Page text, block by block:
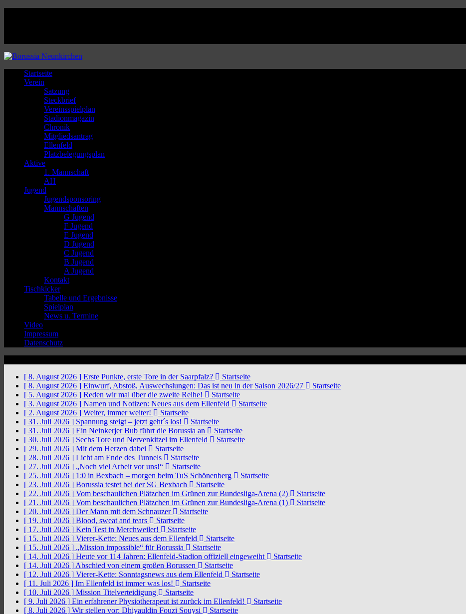
Startseite
Verein
Satzung
Steckbrief
Vereinsspielplan
Stadionmagazin
Chronik
Mitgliedsantrag
Ellenfeld
Platzbelegungsplan
Aktive
1. Mannschaft
AH
Jugend
Jugendsponsoring
Mannschaften
G Jugend
F Jugend
E Jugend
D Jugend
C Jugend
B Jugend
A Jugend
Kontakt
Tischkicker
Tabelle und Ergebnisse
Spielplan
News u. Termine
Video
Impressum
Datenschutz
[ 8. August 2026 ] Erste Punkte, erste Tore in der Saarpfalz?
Startseite
[ 8. August 2026 ] Einwurf, Abstoß, Auswechslungen: Das ist neu in der Saison 2026/27
Startseite
[ 5. August 2026 ] Reden wir mal über die zweite Reihe!
Startseite
[ 3. August 2026 ] Namen und Notizen: Neues aus dem Ellenfeld
Startseite
[ 2. August 2026 ] Weiter, immer weiter!
Startseite
[ 31. Juli 2026 ] Spannung steigt – jetzt geht´s los!
Startseite
[ 31. Juli 2026 ] Ein Neinkerjer Bub führt die Borussia an
Startseite
[ 30. Juli 2026 ] Sechs Tore und Nervenkitzel im Ellenfeld
Startseite
[ 29. Juli 2026 ] Mit dem Herzen dabei
Startseite
[ 28. Juli 2026 ] Licht am Ende des Tunnels
Startseite
[ 27. Juli 2026 ] „Noch viel Arbeit vor uns!“
Startseite
[ 25. Juli 2026 ] 1:0 in Bexbach – morgen beim TuS Schönenberg
Startseite
[ 23. Juli 2026 ] Borussia testet bei der SG Bexbach
Startseite
[ 22. Juli 2026 ] Vom beschaulichen Plätzchen im Grünen zur Bundesliga-Arena (2)
Startseite
[ 21. Juli 2026 ] Vom beschaulichen Plätzchen im Grünen zur Bundesliga-Arena (1)
Startseite
[ 20. Juli 2026 ] Der Mann mit dem Schnauzer
Startseite
[ 19. Juli 2026 ] Blood, sweat and tears
Startseite
[ 17. Juli 2026 ] Kein Test in Merchweiler!
Startseite
[ 15. Juli 2026 ] Vierer-Kette: Neues aus dem Ellenfeld
Startseite
[ 15. Juli 2026 ] „Mission impossible“ für Borussia
Startseite
[ 14. Juli 2026 ] Heute vor 114 Jahren: Ellenfeld-Stadion offiziell eingeweiht
Startseite
[ 14. Juli 2026 ] Abschied von einem großen Borussen
Startseite
[ 12. Juli 2026 ] Vierer-Kette: Sonntagsnews aus dem Ellenfeld
Startseite
[ 11. Juli 2026 ] Im Ellenfeld ist immer was los!
Startseite
[ 10. Juli 2026 ] Mission Titelverteidigung
Startseite
[ 9. Juli 2026 ] Ein erfahrener Physiotherapeut ist zurück im Ellenfeld!
Startseite
[ 8. Juli 2026 ] Wir stellen vor: Dhiyauldin Fouzi Souysi
Startseite